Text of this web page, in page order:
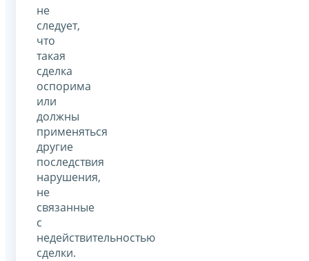
не
следует,
что
такая
сделка
оспорима
или
должны
применяться
другие
последствия
нарушения,
не
связанные
с
недействительностью
сделки.